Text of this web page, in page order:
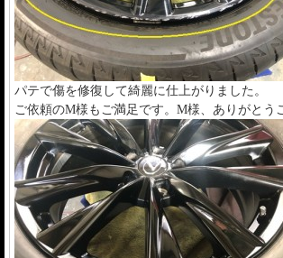
パテで傷を修復して綺麗に仕上がりました。
ご依頼のM様もご満足です。M様、ありがとう